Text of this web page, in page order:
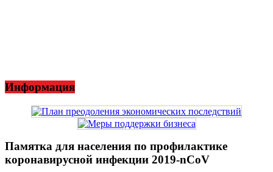
Информация
Памятка для населения по профилактике
коронавирусной инфекции 2019-nCoV